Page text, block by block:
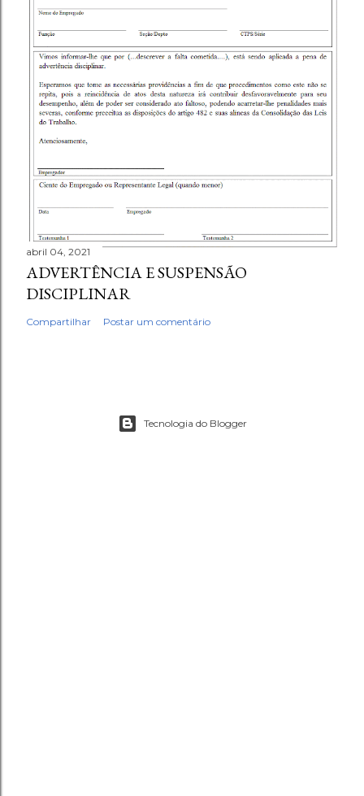
abril 04, 2021
ADVERTÊNCIA E SUSPENSÃO
DISCIPLINAR
Compartilhar Postar um comentário
Tecnologia do Blogger